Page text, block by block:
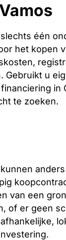
één
het kopen
Gebruikt u
in
te zoeken.
van een
of er geen